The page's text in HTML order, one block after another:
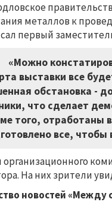
металлов к
первый
«Можно
выставки все
обстановка -
что сделает
того, отработаны
все,
На них зрители
новостей «Между